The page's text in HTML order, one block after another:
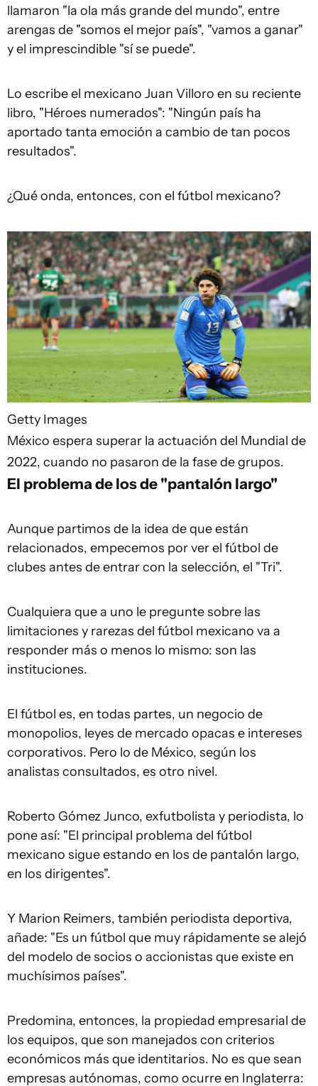
llamaron "la ola más grande del mundo", entre
arengas de "somos el mejor país", "vamos a ganar"
y el imprescindible "sí se puede".
Lo escribe el mexicano Juan Villoro en su reciente
libro, "Héroes numerados": "Ningún país ha
aportado tanta emoción a cambio de tan pocos
resultados".
¿Qué onda, entonces, con el fútbol mexicano?
Getty Images
México espera superar la actuación del Mundial de
2022, cuando no pasaron de la fase de grupos.
El problema de los de "pantalón largo"
Aunque partimos de la idea de que están
relacionados, empecemos por ver el fútbol de
clubes antes de entrar con la selección, el "Tri".
Cualquiera que a uno le pregunte sobre las
limitaciones y rarezas del fútbol mexicano va a
responder más o menos lo mismo: son las
instituciones.
El fútbol es, en todas partes, un negocio de
monopolios, leyes de mercado opacas e intereses
corporativos. Pero lo de México, según los
analistas consultados, es otro nivel.
Roberto Gómez Junco, exfutbolista y periodista, lo
pone así: "El principal problema del fútbol
mexicano sigue estando en los de pantalón largo,
en los dirigentes".
Y Marion Reimers, también periodista deportiva,
añade: "Es un fútbol que muy rápidamente se alejó
del modelo de socios o accionistas que existe en
muchísimos países".
Predomina, entonces, la propiedad empresarial de
los equipos, que son manejados con criterios
económicos más que identitarios. No es que sean
empresas autónomas, como ocurre en Inglaterra: